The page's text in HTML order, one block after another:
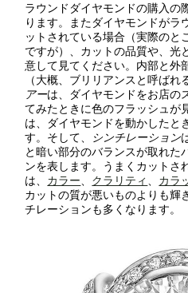
ラウンドダイヤモンドの購入の
ります。またダイヤモンドがラ
ットされている場合（実際のと
ですが）、カットの品質や、光
意して見てください。内部と外
（大概、ブリリアンスと呼ばれ
アーは、ダイヤモンドをお店の
てみたときに色のフラッシュが
は、ダイヤモンドを動かしたと
す。そして、
シンチレーション
と暗い部分のバランスが取れた
ンを表します。うまくカットさ
は、 カラー クラリティ カラ
カットの質が悪いものよりも輝
チレーションも多くなります。